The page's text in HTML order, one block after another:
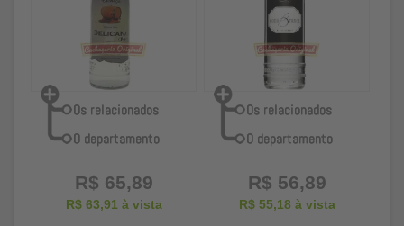
R$ 65,89
R$ 63,91 à vista
R$ 56,89
R$ 55,18 à vista